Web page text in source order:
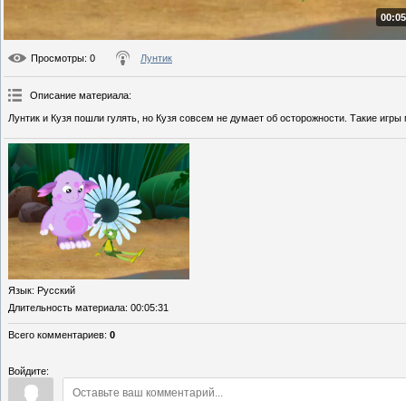
Просмотры: 0 Лунтик
Описание материала:
Лунтик и Кузя пошли гулять, но Кузя совсем не думает об осторожности. Такие игры
Язык: Русский
Длительность материала: 00:05:31
Всего комментариев: 0
Войдите: